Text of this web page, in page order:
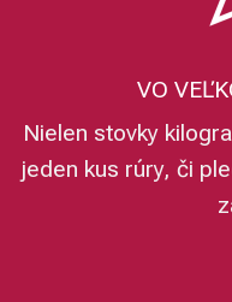
VO
Nielen stovky
jeden kus rúry, či